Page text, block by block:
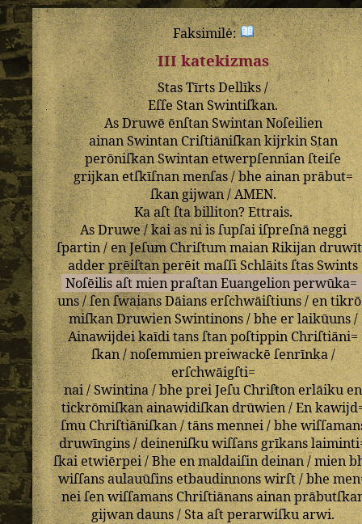
Faksimilė:
III katekizmas
StasTīrtsDellīks/
EſſeStan Swintiſkan.
AsDruwēēnſtanSwintanNoſeilien
ainanSwintanCriſtiāniſkankijrkinStan
perōniſkan Swintan etwerpſennian ſteiſe
grijkanetſkīſnanmenſas/bhe ainanprābut=
ſkangijwan/AMEN.
Kaaſtſtabilliton?Ettrais.
AsDruwe/kaiasniisſupſaiiſpreſnāneggi
ſpartin/enJeſumChriſtummaianRikijandruwīt
adderprēiſtanperēitmaſſiSchlāitsſtasSwints
NoſēilisaſtmienpraſtanEuangelionperwūka=
uns/ſenſwaiansDāianserſchwāiſtiuns/en
miſkanDruwienSwintinons/bhe erlaikūuns/
Ainawijdeikaīditansſtanpoſtippin Chriſtiāni=
ſkan/noſemmienpreiwackē ſenrīnka/
erſchwāigſti=
nai/Swintina/bhepreiJeſuChriſtonerlāiku en
tickrōmiſkanainawidiſkandrūwien/En
ſmuChriſtiāniſkan/tānsmennei/bhe
druwīngins/deineniſkuwiſſans grīkans
ſkai etwiērpei/Bheenmaldaiſin deinan/mien
wiſſansaulauūſinsetbaudinnonswirſt/bhe
neiſenwiſſamansChriſtiānansainan
gijwandauns/Staaſtperarwiſku arwi.